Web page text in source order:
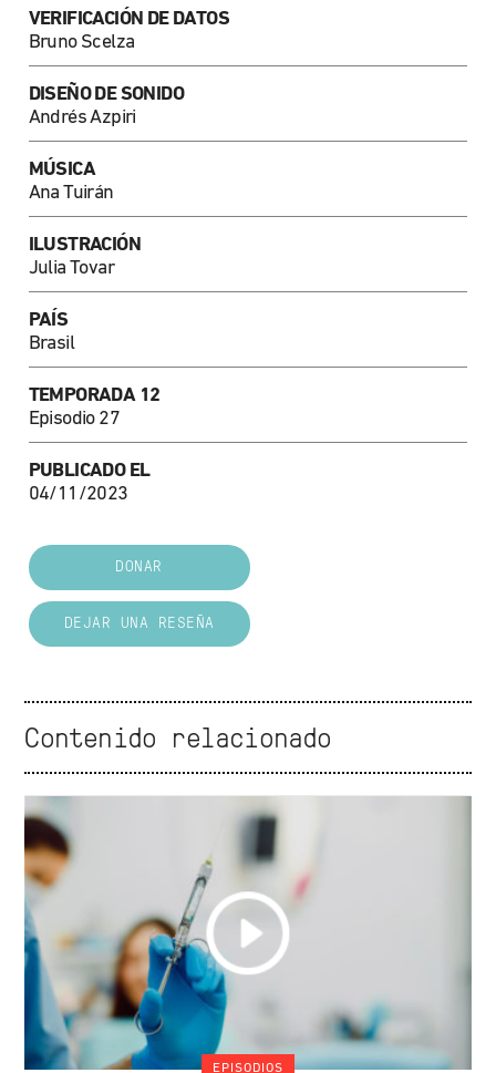
VERIFICACIÓN DE DATOS
Bruno Scelza
DISEÑO DE SONIDO
Andrés Azpiri
MÚSICA
Ana Tuirán
ILUSTRACIÓN
Julia Tovar
PAÍS
Brasil
TEMPORADA 12
Episodio 27
PUBLICADO EL
04/11/2023
DONAR
DEJAR UNA RESEÑA
Contenido relacionado
EPISODIOS